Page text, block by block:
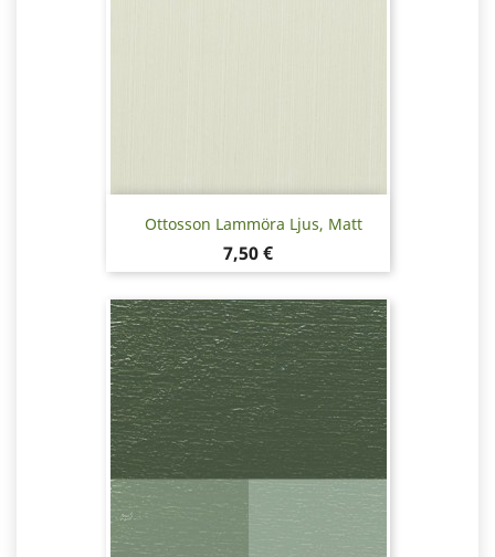
Ottosson Lammöra Ljus, Matt
Pris
7,50 €